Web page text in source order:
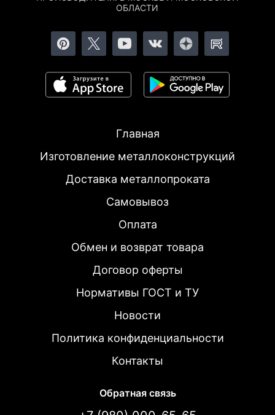
ОБЛАСТИ
Главная
Изготовление металлоконструкций
Доставка металлопроката
Самовывоз
Оплата
Обмен и возврат товара
Договор оферты
Нормативы ГОСТ и ТУ
Новости
Политика конфиденциальности
Контакты
Обратная связь